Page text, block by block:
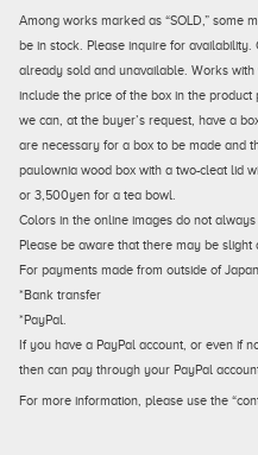
Among works marked as “SOLD,” some
be in stock. Please inquire for
already sold and unavailable. Works
include the price of the box in the
we can, at the buyer’s request, have a
are necessary for a box to be made and
paulownia wood box with a two-cleat lid
or 3,500yen for a tea bowl.
Colors in the online images do not
Please be aware that there may be slight
For payments made from outside of
*Bank transfer
*PayPal.
If you have a PayPal account, or even if
then can pay through your PayPal
For more information, please use the